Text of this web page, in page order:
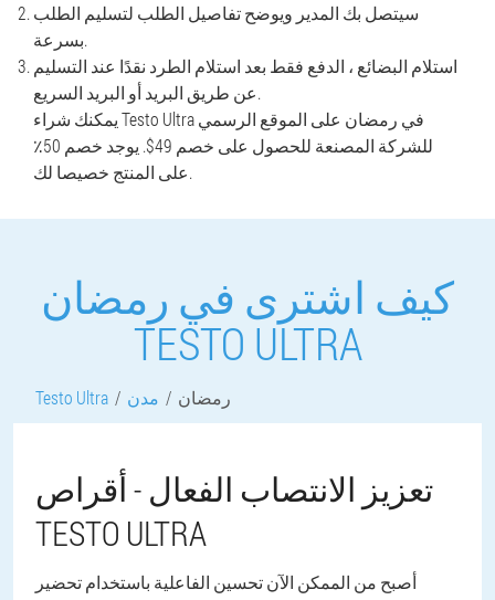
سيتصل بك المدير ويوضح تفاصيل الطلب لتسليم الطلب
بسرعة.
استلام البضائع ، الدفع فقط بعد استلام الطرد نقدًا عند التسليم
عن طريق البريد أو البريد السريع.
يمكنك شراء Testo Ultra في رمضان على الموقع الرسمي
للشركة المصنعة للحصول على خصم 49$. يوجد خصم 50٪
على المنتج خصيصا لك.
كيف اشترى في رمضان
TESTO ULTRA
Testo Ultra مدن رمضان
تعزيز الانتصاب الفعال - أقراص
TESTO ULTRA
أصبح من الممكن الآن تحسين الفاعلية باستخدام تحضير